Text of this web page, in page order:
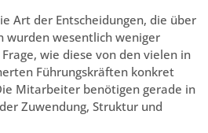
Art der Entscheidungen, die über
wesentlich weniger
wie diese von den vielen in
Führungskräften konkret
Mitarbeiter benötigen gerade in
Zuwendung, Struktur und